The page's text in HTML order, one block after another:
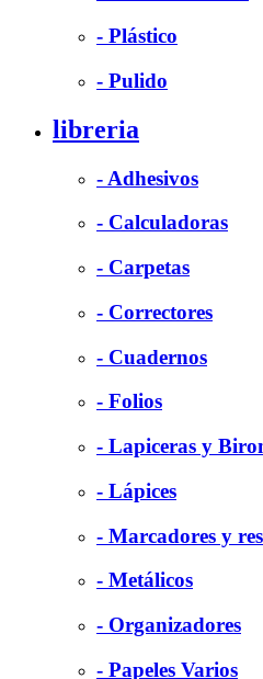
- Plástico
- Pulido
libreria
- Adhesivos
- Calculadoras
- Carpetas
- Correctores
- Cuadernos
- Folios
- Lapiceras y
- Lápices
- Marcadores y
- Metálicos
- Organizadores
- Papeles Varios